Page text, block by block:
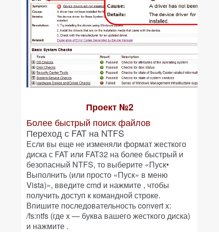
Проект №2
Более быстрый поиск файлов
Переход с FAT на NTFS
Если вы еще не изменяли формат жесткого
диска с FAT или FAT32 на более быстрый и
безопасный NTFS, то выберите «Пуск•
Выполнить (или просто «Пуск» в меню
Vista)», введите cmd и нажмите , чтобы
получить доступ к командной строке.
Впишите последовательность convert x:
/fs:ntfs (где x — буква вашего жесткого диска)
и нажмите .